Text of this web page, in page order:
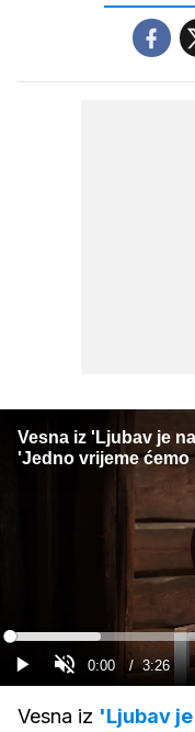
Vesna iz 'Ljubav je
'Jedno vrijeme
GledajUpali
zvuk
Current
Time
0:00 / Duration
3:26
Loaded:
19.31%
Vesna iz 'Ljubav